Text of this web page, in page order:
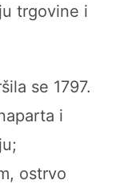
trgovine i
se 1797.
i
ostrvo